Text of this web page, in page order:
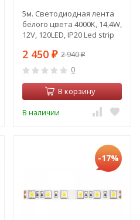
5м. Светодиодная лента
белого цвета 4000K, 14,4W,
12V, 120LED, IP20 Led strip
2 450 ₽ 2 940₽
0
В корзину
В наличии
-17%